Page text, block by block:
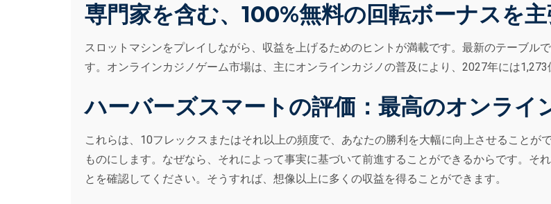
専門家を含む、100%無料の回転ボーナスを
スロットマシンをプレイしながら、収益を上げるためのヒントが満載です。最新のテーブル
す。オンラインカジノゲーム市場は、主にオンラインカジノの普及により、2027年には1,273
ハーバーズスマートの評価：最高のオンライ
これらは、10フレックスまたはそれ以上の頻度で、あなたの勝利を大幅に向上させることが
ものにします。なぜなら、それによって事実に基づいて前進することができるからです。そ
とを確認してください。そうすれば、想像以上に多くの収益を得ることができます。